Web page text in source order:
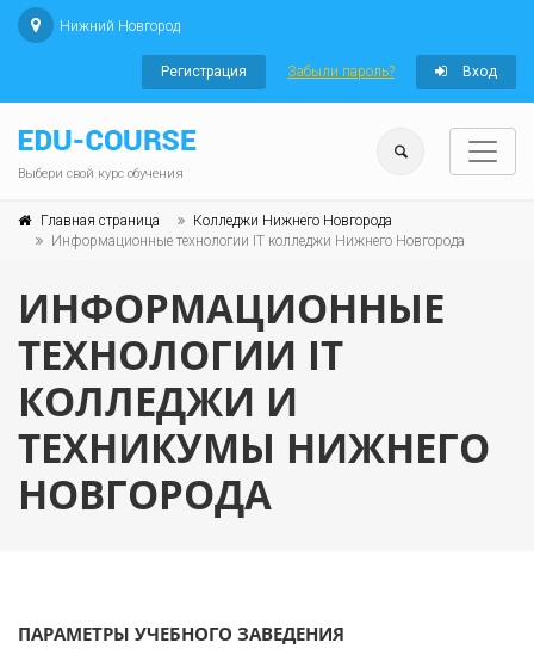
Нижний Новгород
Регистрация Забыли пароль? Вход
Выбери свой курс обучения
Главная страница
Колледжи Нижнего Новгорода
Информационные технологии IT колледжи Нижнего Новгорода
ИНФОРМАЦИОННЫЕ
ТЕХНОЛОГИИ IT
КОЛЛЕДЖИ И
ТЕХНИКУМЫ НИЖНЕГО
НОВГОРОДА
ПАРАМЕТРЫ УЧЕБНОГО ЗАВЕДЕНИЯ